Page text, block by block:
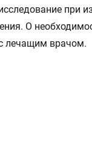
при
О
лечащим врачом.